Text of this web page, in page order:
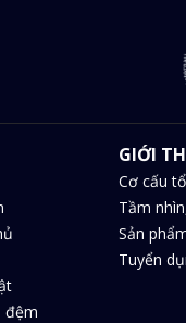
đệm
GIỚI
Cơ cấu
Tầm
Sản
Tuyển